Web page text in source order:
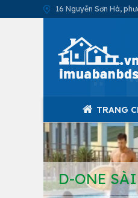
16 Nguyễn Sơn Hà,
TRANG
D-ONE